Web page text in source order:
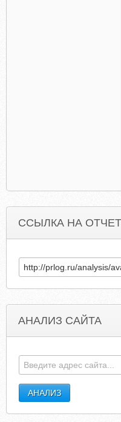
ССЫЛКА НА ОТЧЕТ
АНАЛИЗ САЙТА